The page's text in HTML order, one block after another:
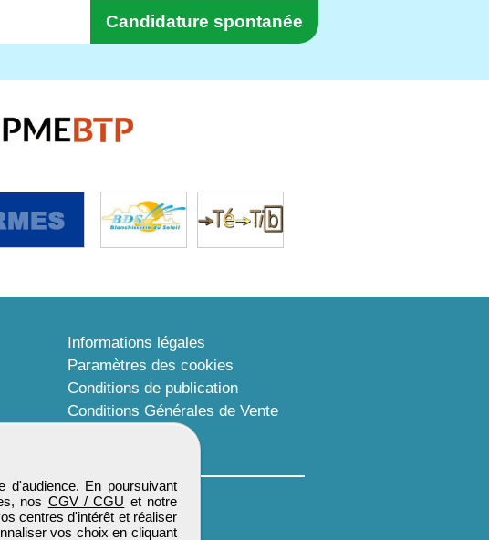
Candidature spontanée
En poursuivant
nos CGV / CGU et notre
centres d'intérêt et réaliser
vos choix en cliquant
Informations légales
Paramètres des cookies
Conditions de publication
Conditions Générales de Vente